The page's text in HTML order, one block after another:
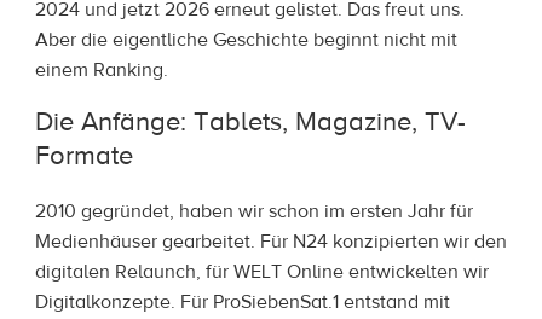
2024 und jetzt 2026 erneut gelistet. Das freut uns.
Aber die eigentliche Geschichte beginnt nicht mit
einem Ranking.
Die Anfänge: Tablets, Magazine, TV-
Formate
2010 gegründet, haben wir schon im ersten Jahr für
Medienhäuser gearbeitet. Für N24 konzipierten wir den
digitalen Relaunch, für WELT Online entwickelten wir
Digitalkonzepte. Für ProSiebenSat.1 entstand mit